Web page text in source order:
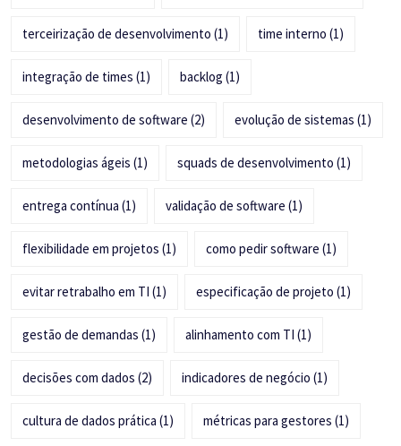
terceirização de desenvolvimento (1) time interno (1)
integração de times (1) backlog (1)
desenvolvimento de software (2) evolução de sistemas (1)
metodologias ágeis (1) squads de desenvolvimento (1)
entrega contínua (1) validação de software (1)
flexibilidade em projetos (1) como pedir software (1)
evitar retrabalho em TI (1) especificação de projeto (1)
gestão de demandas (1) alinhamento com TI (1)
decisões com dados (2) indicadores de negócio (1)
cultura de dados prática (1) métricas para gestores (1)